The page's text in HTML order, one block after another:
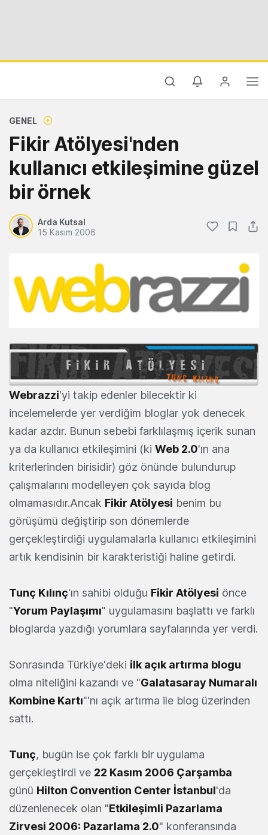
GENEL
Fikir Atölyesi'nden
kullanıcı etkileşimine güzel
bir örnek
Arda Kutsal
15 Kasım 2006
Webrazzi'yi takip edenler bilecektir ki
incelemelerde yer verdiğim bloglar yok denecek
kadar azdır. Bunun sebebi farklılaşmış içerik sunan
ya da kullanıcı etkileşimini (ki Web 2.0'ın ana
kriterlerinden birisidir) göz önünde bulundurup
çalışmalarını modelleyen çok sayıda blog
olmamasıdır.Ancak Fikir Atölyesi benim bu
görüşümü değiştirip son dönemlerde
gerçekleştirdiği uygulamalarla kullanıcı etkileşimini
artık kendisinin bir karakteristiği haline getirdi.
Tunç Kılınç'ın sahibi olduğu Fikir Atölyesi önce
"Yorum Paylaşımı" uygulamasını başlattı ve farklı
bloglarda yazdığı yorumlara sayfalarında yer verdi.
Sonrasında Türkiye'deki ilk açık artırma blogu
olma niteliğini kazandı ve "Galatasaray Numaralı
Kombine Kartı"'nı açık artırma ile blog üzerinden
sattı.
Tunç, bugün ise çok farklı bir uygulama
gerçekleştirdi ve 22 Kasım 2006 Çarşamba
günü Hilton Convention Center İstanbul'da
düzenlenecek olan "Etkileşimli Pazarlama
Zirvesi 2006: Pazarlama 2.0" konferansında